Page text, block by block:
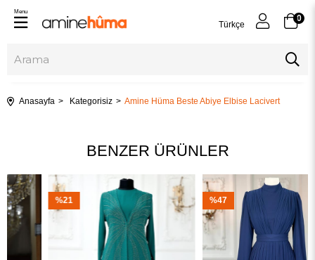
Türkçe
0
Menu
Anasayfa Kategorisiz Amine Hüma Beste Abiye Elbise Lacivert
BENZER ÜRÜNLER
%21 %47